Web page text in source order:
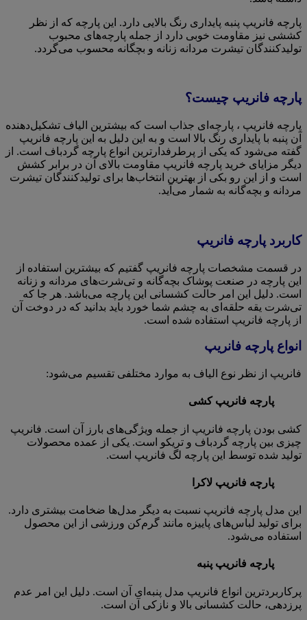
پارچه فانریپ پنبه پایداری رنگ بالایی دارد. این پارچه که از نظر
کششی نیز مقاومت خوبی دارد از جمله پارچه‌های محبوب
تولیدکنندگان تیشرت مردانه زنانه و بچگانه محسوب می‌گردد.
پارچه فانریپ چیست؟
پارچه فانریپ ، پارچه‌ای جذاب است که بیشترین الیاف تشکیل‌دهنده
آن پنبه با پایداری رنگ بالا است و به این دلیل به این پارچه فانریپ
گفته می‌شود که یکی از پرطرفدارترین انواع پارچه گردباف است. از
دیگر مزایای خرید پارچه فانریپ مقاومت بالای آن در برابر کشش
است و از این رو بکی از بهترین انتخاب‌ها برای تولیدکنندگان تیشرت
مردانه و بچه‌گانه به شمار می‌آید.
کاربرد پارچه فانریپ
در قسمت مشخصات پارچه فانریپ گفتیم که بیشترین استفاده از
این پارچه در صنعت پوشاک بچه‌گانه و تی‌شرت‌های مردانه و زنانه
است. دلیل این امر حالت کشسانی این پارچه می‌باشد. هر جا که
تی‌شرت یقه حلقه‌ای به چشم شما خورد باید بدانید که در دوخت آن
از پارچه فانریپ استفاده شده است.
انواع پارچه فانریپ
فانریپ از نظر نوع الیاف به موارد مختلفی تقسیم می‌شود:
پارچه فانریپ کشی
کشی بودن پارچه فانریپ از جمله ویژگی‌های بارز آن است. فانریپ
چیزی بین پارچه گردباف و تریکو است. یکی از عمده محصولات
تولید شده توسط این پارچه لگ فانریپ است.
پارچه فانریپ لاکرا
این مدل پارچه فانریپ نسبت به دیگر مدل‌ها ضخامت بیشتری دارد.
برای تولید لباس‌های پاییزه مانند گرم‌کن ورزشی از این محصول
استفاده می‌شود.
پارچه فانریپ پنبه
پرکاربردترین انواع فانریپ مدل پنبه‌ای آن است. دلیل این امر عدم
پرزدهی، حالت کشسانی بالا و نازکی آن است.